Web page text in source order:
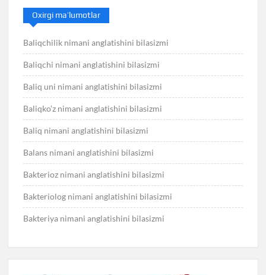
Oxirgi ma’lumotlar
Baliqchilik nimani anglatishini bilasizmi
Baliqchi nimani anglatishini bilasizmi
Baliq uni nimani anglatishini bilasizmi
Baliqko’z nimani anglatishini bilasizmi
Baliq nimani anglatishini bilasizmi
Balans nimani anglatishini bilasizmi
Bakterioz nimani anglatishini bilasizmi
Bakteriolog nimani anglatishini bilasizmi
Bakteriya nimani anglatishini bilasizmi